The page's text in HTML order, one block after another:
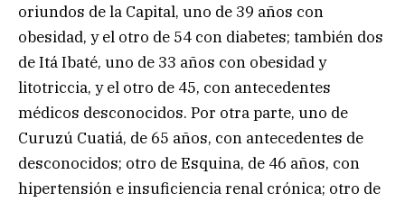
oriundos de la Capital, uno de 39 años con
obesidad, y el otro de 54 con diabetes; también dos
de Itá Ibaté, uno de 33 años con obesidad y
litotriccia, y el otro de 45, con antecedentes
médicos desconocidos. Por otra parte, uno de
Curuzú Cuatiá, de 65 años, con antecedentes de
desconocidos; otro de Esquina, de 46 años, con
hipertensión e insuficiencia renal crónica; otro de